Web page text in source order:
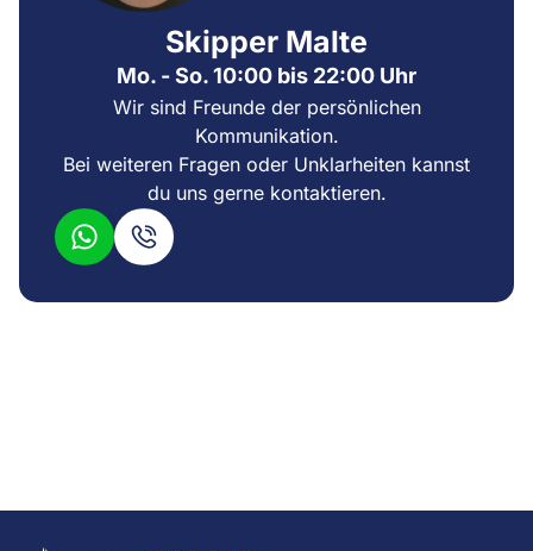
Skipper Malte
Mo. - So. 10:00 bis 22:00 Uhr
Wir sind Freunde der persönlichen
Kommunikation.
Bei weiteren Fragen oder Unklarheiten kannst
du uns gerne kontaktieren.